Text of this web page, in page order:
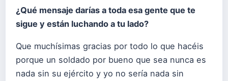
¿Qué mensaje darías a toda esa gente que te
sigue y están luchando a tu lado?
Que muchísimas gracias por todo lo que hacéis
porque un soldado por bueno que sea nunca es
nada sin su ejército y yo no sería nada sin